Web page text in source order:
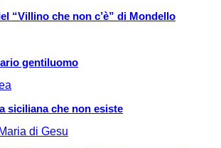
“Villino che non c’è” di Mondello
gentiluomo
siciliana che non esiste